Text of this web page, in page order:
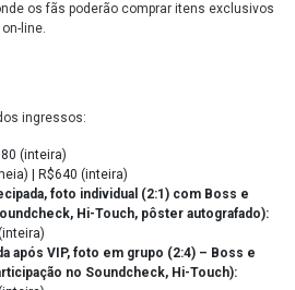
os fãs poderão comprar itens exclusivos
line.
ingressos:
(inteira)
| R$640 (inteira)
foto individual (2:1) com Boss e
Hi-Touch, pôster autografado):
após VIP, foto em grupo (2:4) – Boss e
no Soundcheck, Hi-Touch):